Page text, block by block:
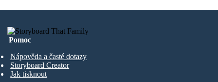
Pomoc
Nápověda a časté dotazy
Storyboard Creator
Jak tisknout